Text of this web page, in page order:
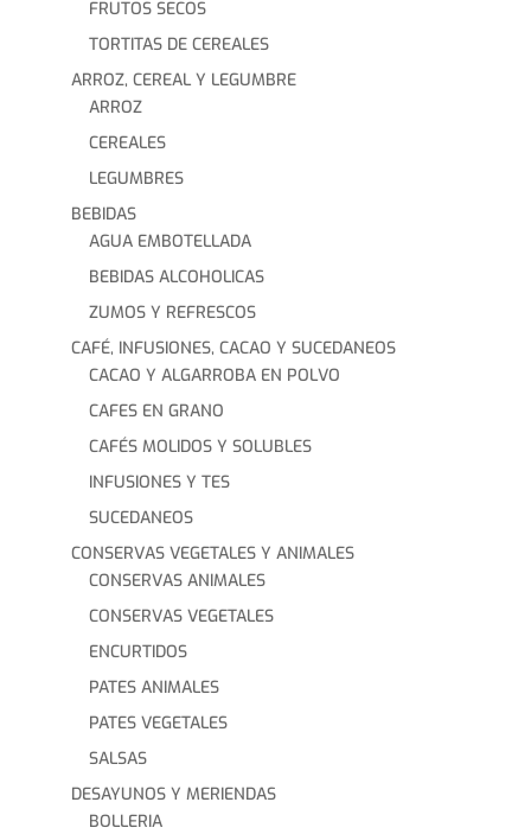
FRUTOS SECOS
TORTITAS DE CEREALES
ARROZ, CEREAL Y LEGUMBRE
ARROZ
CEREALES
LEGUMBRES
BEBIDAS
AGUA EMBOTELLADA
BEBIDAS ALCOHOLICAS
ZUMOS Y REFRESCOS
CAFÉ, INFUSIONES, CACAO Y SUCEDANEOS
CACAO Y ALGARROBA EN POLVO
CAFES EN GRANO
CAFÉS MOLIDOS Y SOLUBLES
INFUSIONES Y TES
SUCEDANEOS
CONSERVAS VEGETALES Y ANIMALES
CONSERVAS ANIMALES
CONSERVAS VEGETALES
ENCURTIDOS
PATES ANIMALES
PATES VEGETALES
SALSAS
DESAYUNOS Y MERIENDAS
BOLLERIA